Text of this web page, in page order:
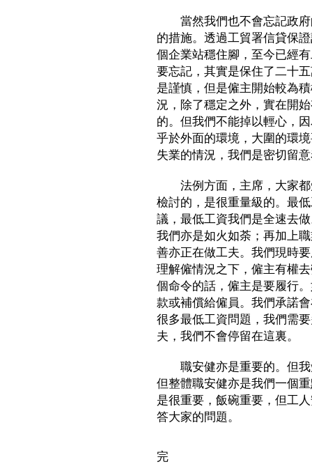
當然我們也不會忘記政府
的措施。透過工貿署信貸保
個企業站穩住腳，至今已經
要忘記，其實是保住了二十
是謹慎，但是僱主開始較為
況，除了穩定之外，實在開
的。但我們不能掉以輕心，
乎於外面的環境，大圍的環
失業的情況，我們是密切留
法例方面，主席，大家都
檢討的，是很重量級的。最
議，最低工資我們是全速去
我們亦是如火如荼；再加上
善亦正在做工夫。我們現時
理解僱情況之下，僱主有權
個命令的話，僱主是要履行
款或補償給僱員。我們承諾
很多最低工資問題，我們需
夫，我們不會停留在這裏。
職安健亦是重要的。但我
但整體職安健亦是我們一個
是很重要，飯碗重要，但工
答大家的問題。
完